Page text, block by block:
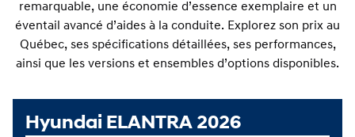
remarquable, une économie d’essence exemplaire et un
éventail avancé d’aides à la conduite. Explorez son prix au
Québec, ses spécifications détaillées, ses performances,
ainsi que les versions et ensembles d’options disponibles.
Hyundai ELANTRA 2026